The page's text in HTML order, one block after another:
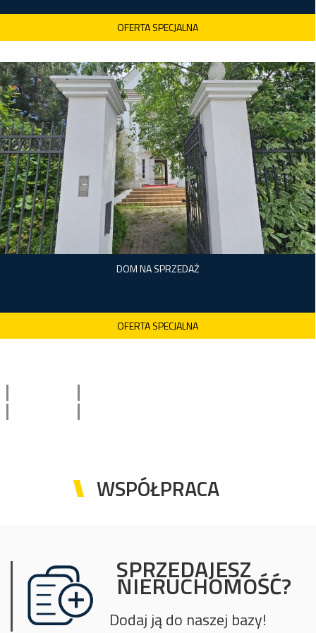
OFERTA SPECJALNA
BRK-GS-1315
6 500,00 m2
461,54 zł
3 000 000 zł
DOM NA SPRZEDAŻ
OFERTA SPECJALNA
WSPÓŁPRACA
SPRZEDAJESZ
NIERUCHOMOŚĆ?
Dodaj ją do naszej bazy!